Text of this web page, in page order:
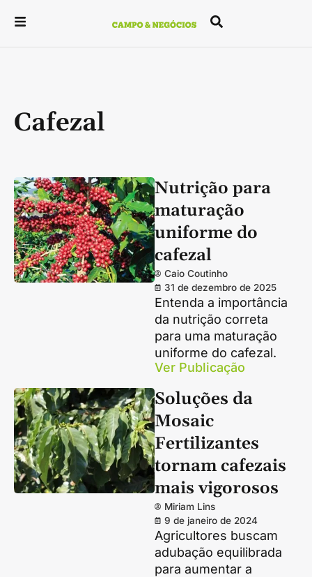
Cafezal
Nutrição para
maturação
uniforme do
cafezal
Caio Coutinho
31 de dezembro de 2025
Entenda a importância
da nutrição correta
para uma maturação
uniforme do cafezal.
Ver Publicação
Soluções da
Mosaic
Fertilizantes
tornam cafezais
mais vigorosos
Miriam Lins
9 de janeiro de 2024
Agricultores buscam
adubação equilibrada
para aumentar a